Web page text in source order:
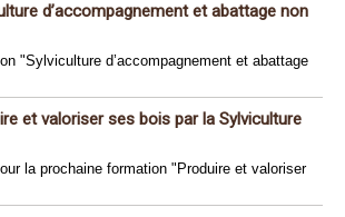
d’accompagnement et abattage non
"Sylviculture d’accompagnement et abattage
et valoriser ses bois par la Sylviculture
la prochaine formation "Produire et valoriser